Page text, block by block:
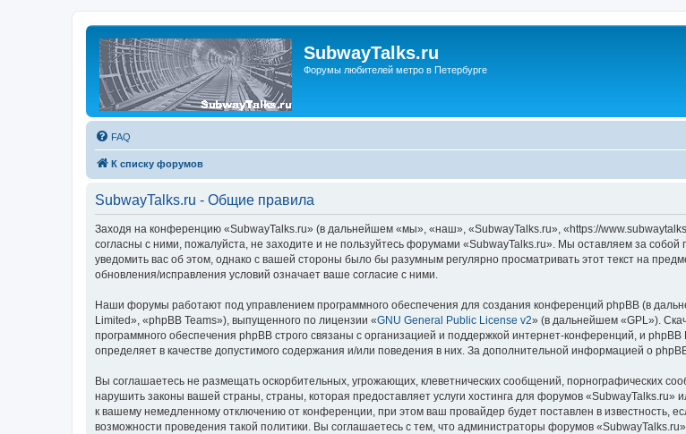
SubwayTalks.ru
Форумы любителей метро в Петербурге
FAQ
К списку форумов
SubwayTalks.ru - Общие правила
Заходя на конференцию «SubwayTalks.ru» (в дальнейшем «мы», «наш», «SubwayTalks.ru», «https://
согласны с ними, пожалуйста, не заходите и не пользуйтесь форумами «SubwayTalks.ru». Мы оставляем за
уведомить вас об этом, однако с вашей стороны было бы разумным регулярно просматривать этот текст на
обновления/исправления условий означает ваше согласие с ними.
Наши форумы работают под управлением программного обеспечения для создания конференций phpBB (в
Limited», «phpBB Teams»), выпущенного по лицензии «GNU General Public License v2» (в дальнейшем «GPL»).
программного обеспечения phpBB строго связаны с организацией и поддержкой интернет-конференций, и
определяет в качестве допустимого содержания и/или поведения в них. За дополнительной информацией о
Вы соглашаетесь не размещать оскорбительных, угрожающих, клеветнических сообщений, порнографических
нарушить законы вашей страны, страны, которая предоставляет услуги хостинга для форумов
к вашему немедленному отключению от конференции, при этом ваш провайдер будет поставлен в известность,
возможности проведения такой политики. Вы соглашаетесь с тем, что администраторы форумов